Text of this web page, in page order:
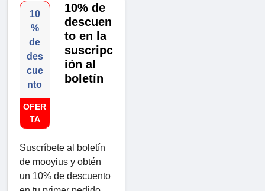
10
%
de
des
cue
nto
OFER
TA
10% de
descuen
to en la
suscripc
ión al
boletín
Suscríbete al boletín
de mooyius y obtén
un 10% de descuento